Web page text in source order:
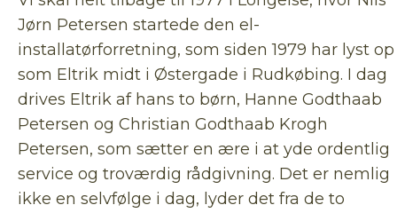
Jørn Petersen startede den el-
installatørforretning, som siden 1979 har lyst op
som Eltrik midt i Østergade i Rudkøbing. I dag
drives Eltrik af hans to børn, Hanne Godthaab
Petersen og Christian Godthaab Krogh
Petersen, som sætter en ære i at yde ordentlig
service og troværdig rådgivning. Det er nemlig
ikke en selvfølge i dag, lyder det fra de to